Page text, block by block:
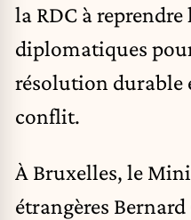
la RDC à
diplomatiques
résolution durable
conflit.
À Bruxelles, le
étrangères